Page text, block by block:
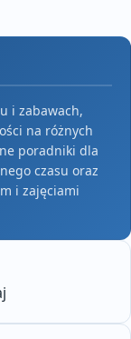
i zabawach,
na różnych
poradniki dla
czasu oraz
i zajęciami